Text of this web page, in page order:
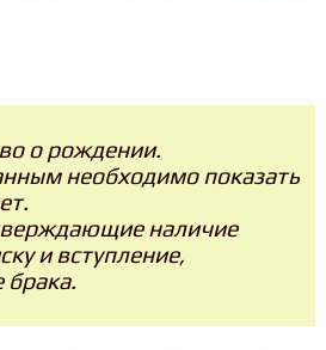
о рождении.
необходимо показать
наличие
и вступление,
брака.